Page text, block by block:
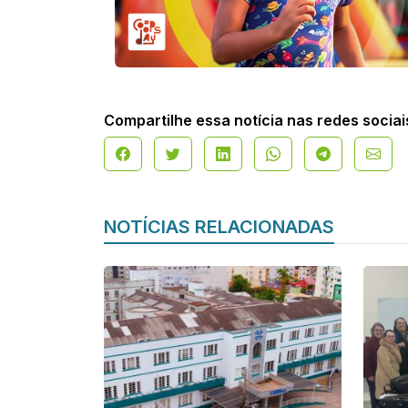
Compartilhe essa notícia nas redes
NOTÍCIAS RELACIONADAS